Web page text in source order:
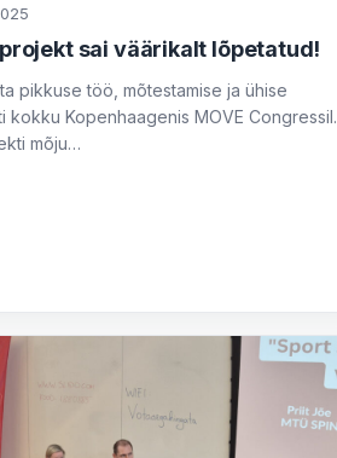
sai väärikalt lõpetatud!
pikkuse töö, mõtestamise ja ühise
kokku Kopenhaagenis MOVE Congressil.
mõju…